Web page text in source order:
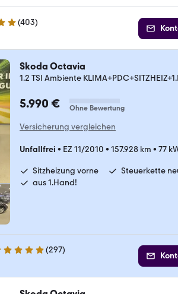
(403)
Skoda Octavia
1.2 TSI Ambiente
5.990 € Ohne Bewertung
Versicherung vergleichen
Unfallfrei • EZ 11/2010 • 157.928 km • 77
Sitzheizung vorne
Steuerkette
aus 1.Hand!
Sterne (297)